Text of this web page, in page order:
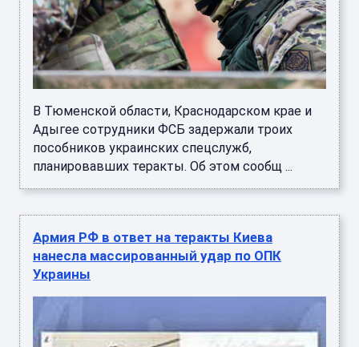
В Тюменской области, Краснодарском крае и
Адыгее сотрудники ФСБ задержали троих
пособников украинских спецслужб,
планировавших теракты. Об этом сообщ ...
Армия РФ в ответ на теракты Киева
нанесла массированный удар по ОПК
Украины